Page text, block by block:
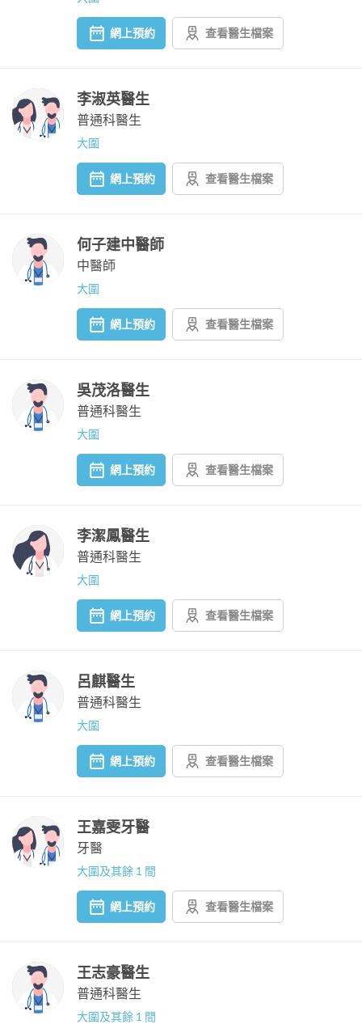
網上預約 查看醫生檔案
李淑英醫生
普通科醫生
大圍
網上預約 查看醫生檔案
何子建中醫師
中醫師
大圍
網上預約 查看醫生檔案
吳茂洛醫生
普通科醫生
大圍
網上預約 查看醫生檔案
李潔鳳醫生
普通科醫生
大圍
網上預約 查看醫生檔案
呂麒醫生
普通科醫生
大圍
網上預約 查看醫生檔案
王嘉雯牙醫
牙醫
大圍及其餘 1 間
網上預約 查看醫生檔案
王志豪醫生
普通科醫生
大圍及其餘 1 間